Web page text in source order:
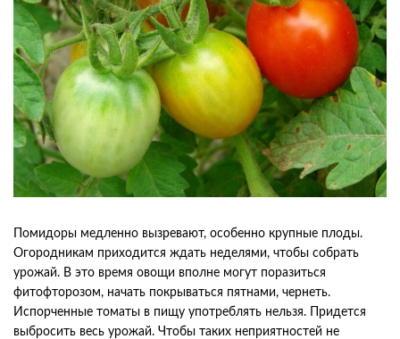
Помидоры медленно вызревают, особенно крупные плоды.
Огородникам приходится ждать неделями, чтобы собрать
урожай. В это время овощи вполне могут поразиться
фитофторозом, начать покрываться пятнами, чернеть.
Испорченные томаты в пищу употреблять нельзя. Придется
выбросить весь урожай. Чтобы таких неприятностей не